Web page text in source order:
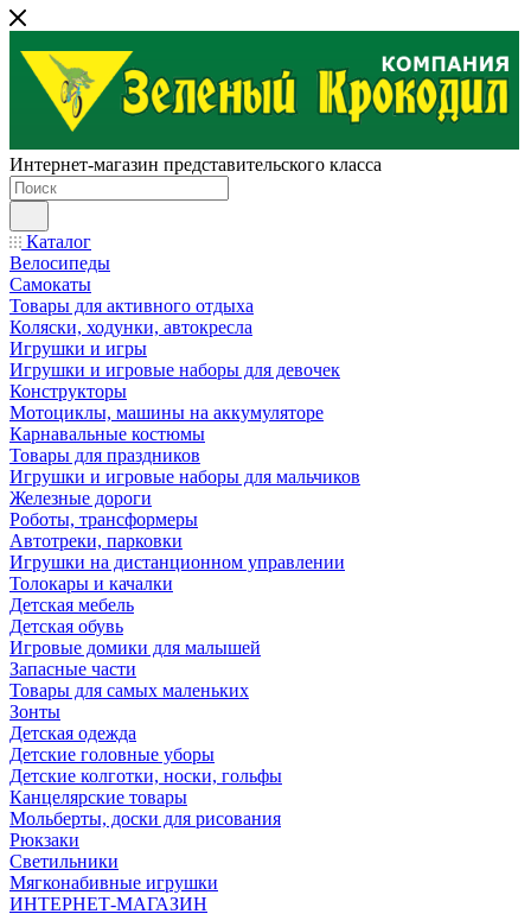
Интернет-магазин представительского класса
Каталог
Велосипеды
Самокаты
Товары для активного отдыха
Коляски, ходунки, автокресла
Игрушки и игры
Игрушки и игровые наборы для девочек
Конструкторы
Мотоциклы, машины на аккумуляторе
Карнавальные костюмы
Товары для праздников
Игрушки и игровые наборы для мальчиков
Железные дороги
Роботы, трансформеры
Автотреки, парковки
Игрушки на дистанционном управлении
Толокары и качалки
Детская мебель
Детская обувь
Игровые домики для малышей
Запасные части
Товары для самых маленьких
Зонты
Детская одежда
Детские головные уборы
Детские колготки, носки, гольфы
Канцелярские товары
Мольберты, доски для рисования
Рюкзаки
Светильники
Мягконабивные игрушки
ИНТЕРНЕТ-МАГАЗИН